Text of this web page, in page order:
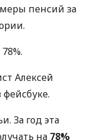
пенсий за
Алексей
За год эта
на 78%